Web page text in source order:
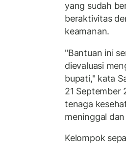
yang sudah
beraktivitas
keamanan.
"Bantuan ini
dievaluasi
bupati," kata
21 September
tenaga
meninggal
Kelompok